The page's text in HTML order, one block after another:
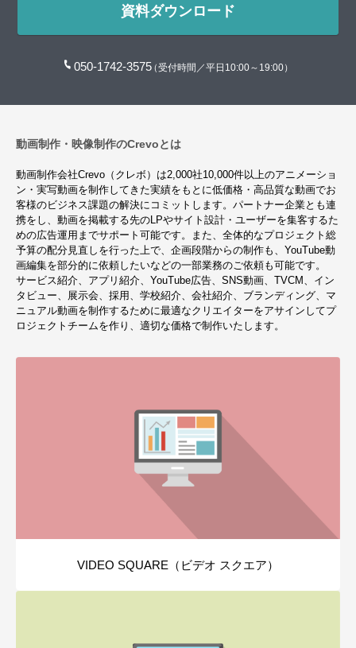
資料ダウンロード
050-1742-3575（受付時間／平日10:00～19:00）
動画制作・映像制作のCrevoとは
動画制作会社Crevo（クレボ）は2,000社10,000件以上のアニメーショ
ン・実写動画を制作してきた実績をもとに低価格・高品質な動画でお
客様のビジネス課題の解決にコミットします。パートナー企業とも連
携をし、動画を掲載する先のLPやサイト設計・ユーザーを集客するた
めの広告運用までサポート可能です。また、全体的なプロジェクト総
予算の配分見直しを行った上で、企画段階からの制作も、YouTube動
画編集を部分的に依頼したいなどの一部業務のご依頼も可能です。
サービス紹介、アプリ紹介、YouTube広告、SNS動画、TVCM、イン
タビュー、展示会、採用、学校紹介、会社紹介、ブランディング、マ
ニュアル動画を制作するために最適なクリエイターをアサインしてプ
ロジェクトチームを作り、適切な価格で制作いたします。
VIDEO SQUARE（ビデオ スクエア）